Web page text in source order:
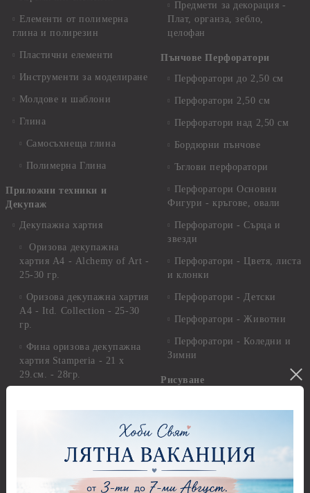
Елементи от полимерна
глина и полирезин
Пластични елементи
Инструменти за моделиране
Молдове и шаблони
Глина
Самосъхнеща глина
Полимерна Глина
Приложни техники и
Декупаж
Декупажна хартия
Оризова декупажна
хартия А4 - Alchemy of Art -
25-30 гр.
Оризова декупажна хартия
А4 - Itd. Collection - 25-30
гр.
Фина оризова декупажна
хартия Stamperia - 21 х
29.см. - 28гр.
Грунд, Основи, Релефни
Предмети за декорация -
Плат, органза, зебло,
целофан
Пънчове Перфоратори
Перфоратори до 2,50 см
Перфоратори 2,50 см
Перфоратори над 2,50 см
Бордюрни пънчове
Ъглови перфоратори
Перфоратори Основни
Фигури - кръгове, овали
Перфоратори - Сърца и
звезди
Перфоратори - Цветя, листа
и клонки
Перфоратори - Детски
Перфоратори - Животни
Перфоратори - Коледни и
Зимни
Рисуване
Платна за рисуване
Стативи и поставки
Четки и инструменти